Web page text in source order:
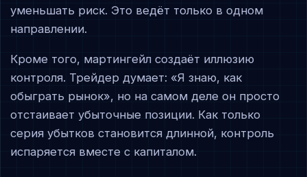
уменьшать риск. Это ведёт только в одном
направлении.
Кроме того, мартингейл создаёт иллюзию
контроля. Трейдер думает: «Я знаю, как
обыграть рынок», но на самом деле он просто
отстаивает убыточные позиции. Как только
серия убытков становится длинной, контроль
испаряется вместе с капиталом.